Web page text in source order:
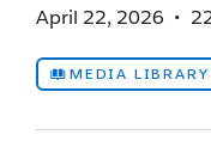
April 22, 2026
MEDIA LIBRARY